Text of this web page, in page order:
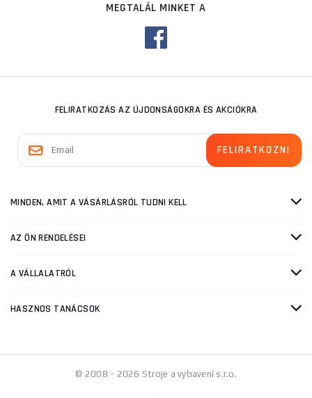
MEGTALÁL MINKET A
FELIRATKOZÁS AZ ÚJDONSÁGOKRA ÉS AKCIÓKRA
MINDEN, AMIT A VÁSÁRLÁSRÓL TUDNI KELL
AZ ÖN RENDELÉSEI
A VÁLLALATRÓL
HASZNOS TANÁCSOK
© 2008 - 2026 Stroje a vybavení s.r.o.